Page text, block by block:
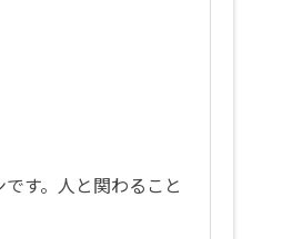
す。人と関わること